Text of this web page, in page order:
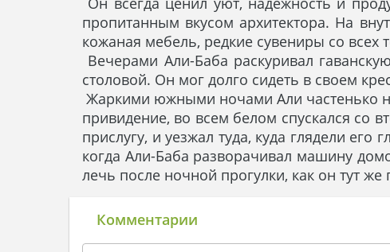
пропитанным вкусом архитектора. На
кожаная мебель, редкие сувениры со всех
Вечерами Али-Баба раскуривал
столовой. Он мог долго сидеть в своем
Жаркими южными ночами Али частенько
привидение, во всем белом спускался со
прислугу, и уезжал туда, куда глядели
когда Али-Баба разворачивал машину
лечь после ночной прогулки, как он тут
Комментарии